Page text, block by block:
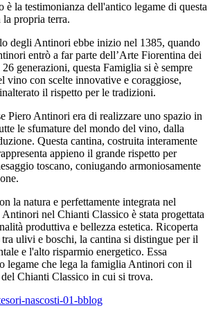
è la testimonianza dell'antico legame di questa
propria terra.
degli Antinori ebbe inizio nel 1385, quando
entrò a far parte dell’Arte Fiorentina dei
generazioni, questa Famiglia si è sempre
vino con scelte innovative e coraggiose,
il rispetto per le tradizioni.
Piero Antinori era di realizzare uno spazio in
le sfumature del mondo del vino, dalla
Questa cantina, costruita interamente
appieno il grande rispetto per
toscano, coniugando armoniosamente
la natura e perfettamente integrata nel
Antinori nel Chianti Classico è stata progettata
produttiva e bellezza estetica. Ricoperta
tra ulivi e boschi, la cantina si distingue per il
e l'alto risparmio energetico. Essa
legame che lega la famiglia Antinori con il
Chianti Classico in cui si trova.
nascosti-01-bblog